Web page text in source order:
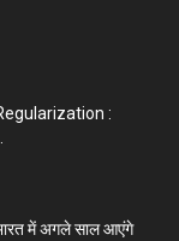
:
में अगले साल आएंगे